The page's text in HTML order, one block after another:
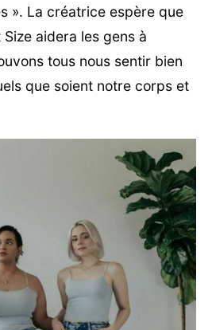
». La créatrice espère que
aidera les gens à
tous nous sentir bien
que soient notre corps et